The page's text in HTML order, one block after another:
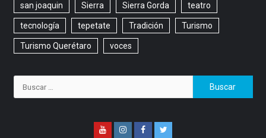
san joaquin Sierra Sierra Gorda teatro
tecnología tepetate Tradición Turismo
Turismo Querétaro voces